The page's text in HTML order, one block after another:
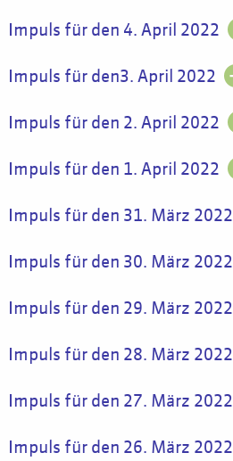
Impuls für den 4. April 2022
Impuls für den3. April 2022
Impuls für den 2. April 2022
Impuls für den 1. April 2022
Impuls für den 31. März 2022
Impuls für den 30. März 2022
Impuls für den 29. März 2022
Impuls für den 28. März 2022
Impuls für den 27. März 2022
Impuls für den 26. März 2022